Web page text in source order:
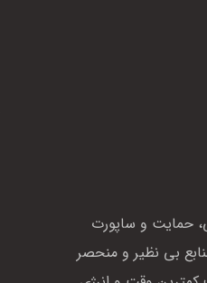
حمایت و ساپورت
بی نظیر و منحصر